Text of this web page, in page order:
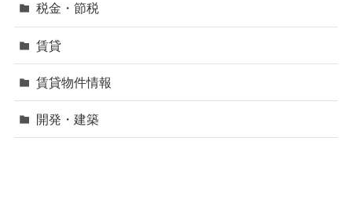
税金・節税
賃貸
賃貸物件情報
開発・建築